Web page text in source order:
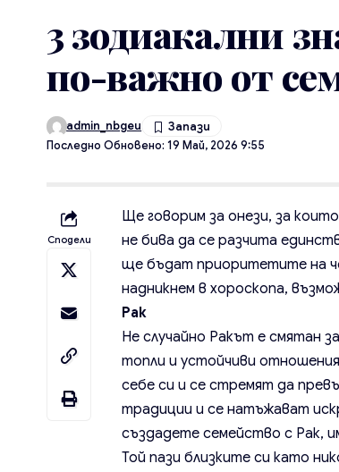
3 зодиакални
по-важно от
Последно Обновено: 19 Май, 2026 9:55
admin_nbgeu
Сподели
Ще говорим за онези, за
не бива да се разчита
ще бъдат приоритетите на
надникнем в хороскопа,
Рак
Не случайно Ракът е смятан
топли и устойчиви
себе си и се стремят да
традиции и се натъжават
създадете семейство с Рак,
Той пази близките си като